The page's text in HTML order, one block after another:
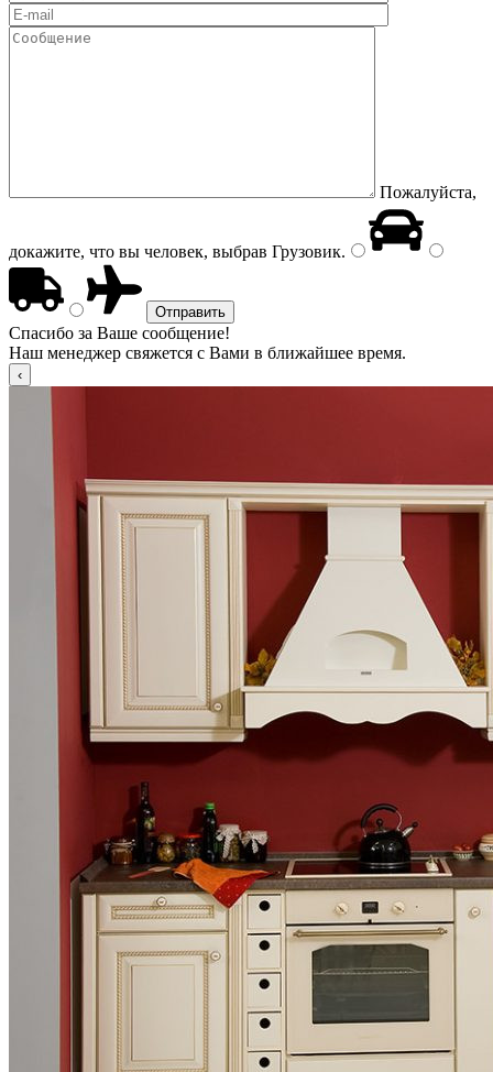
Пожалуйста,
докажите, что вы человек, выбрав Грузовик.
Спасибо за Ваше сообщение!
Наш менеджер свяжется с Вами в ближайшее время.